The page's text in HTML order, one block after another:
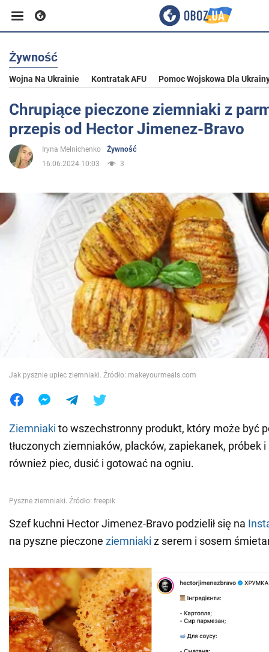
Biznes
Sport
Rozrywka
Polityka
Społeczeństwo
Wojna na Ukrainie
Świat
Jedzenie
Żywność
Wojna Na Ukrainie Kontratak AFU Pomoc Wojskowa Dla
Chrupiące pieczone ziemniaki z
przepis od Hector Jimenez-Bravo
Iryna Melnichenko
Żywność
16.06.2024 10:03
3
Jak pysznie upiec ziemniaki. Źródło: makeyourmeals.com
Ziemniaki to wszechstronny produkt, który może być
tłuczonych ziemniaków, placków, zapiekanek, próbek
również piec, dusić i gotować na ogniu.
Szef kuchni Hector Jimenez-Bravo podzielił się na
na pyszne pieczone ziemniaki z serem i sosem